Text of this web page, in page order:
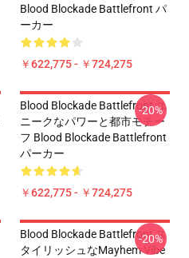
Blood Blockade Battlefront パ
ーカー
￥622,775 - ￥724,275
Blood Blockade Battlefront ユ
ニークなパワーと都市モチー
フ Blood Blockade Battlefront
パーカー
￥622,775 - ￥724,275
-20%
Blood Blockade Battlefront ス
タイリッシュなMayhem Vibe
-20%